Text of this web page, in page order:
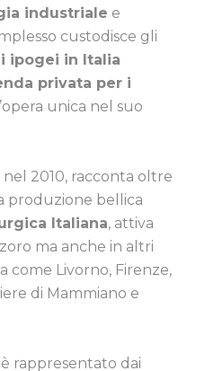
industriale e
custodisce gli
ipogei in Italia
privata per i
unica nel suo
2010, racconta oltre
produzione bellica
Italiana, attiva
ma anche in altri
come Livorno, Firenze,
di Mammiano e
rappresentato dai